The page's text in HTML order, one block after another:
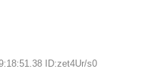
ID:zet4Ur/s0